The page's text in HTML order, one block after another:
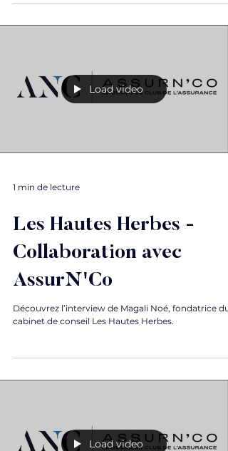
Load video
1 min de lecture
Les Hautes Herbes -
Collaboration avec
AssurN'Co
Découvrez l’interview de Magali Noé, fondatrice du
cabinet de conseil Les Hautes Herbes.
Load video